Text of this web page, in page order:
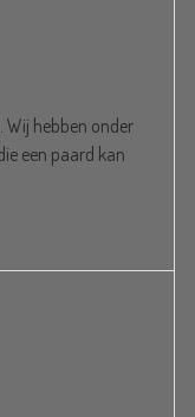
hebben onder
een paard kan